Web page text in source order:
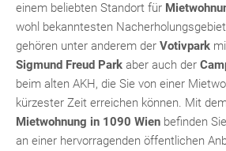
einem beliebten Standort für
wohl bekanntesten
gehören unter anderem der Votivpark
Sigmund Freud Park aber auch der
beim alten AKH, die Sie von einer
kürzester Zeit erreichen können. Mit
Mietwohnung in 1090 Wien befinden
an einer hervorragenden öffentlichen